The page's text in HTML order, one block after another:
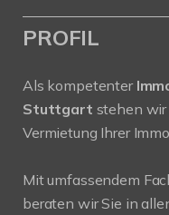
PROFIL
Als kompetenter
Stuttgart stehen wir
Vermietung Ihrer
Mit umfassendem
beraten wir Sie in